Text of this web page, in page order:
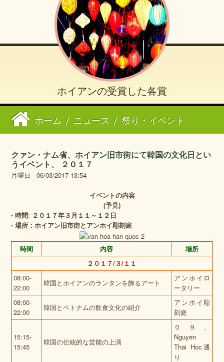
ホイアンの受賞した各賞
ホーム / ニュース / 祭り・イベント
クァン・ナム省、ホイアン旧市街にて韓国の文化日とい
うイベント、 ２０１７
月曜日 - 06/03/2017 13:54
イベントの内容
(予見)
-時間: ２０１７年３月１１～１２日
-場所：ホイアン旧市街とアンホイ彫刻庭
時間 内容
場所
２０１７/３/１１
08:00-
22:00
韓国とホイアンのランタンを飾るアート
アンホイロ
ータリー
08:00-
22:00
韓国とベトナムの飲食文化の紹介
アンホイ彫
刻庭
15:15-
15:45
韓国の伝統的な芸能の上演
０９、
Nguyen
Thai Hoc通
り